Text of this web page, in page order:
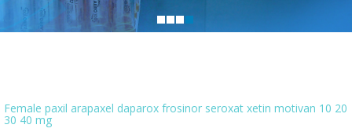
Female paxil arapaxel daparox frosinor seroxat xetin motivan 10 20
30 40 mg